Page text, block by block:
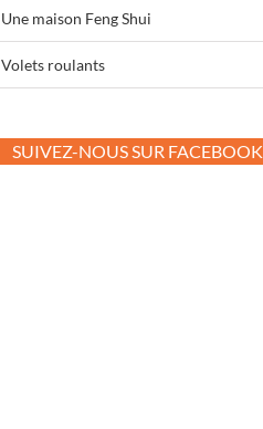
Une maison Feng Shui
Volets roulants
SUIVEZ-NOUS SUR FACEBOOK